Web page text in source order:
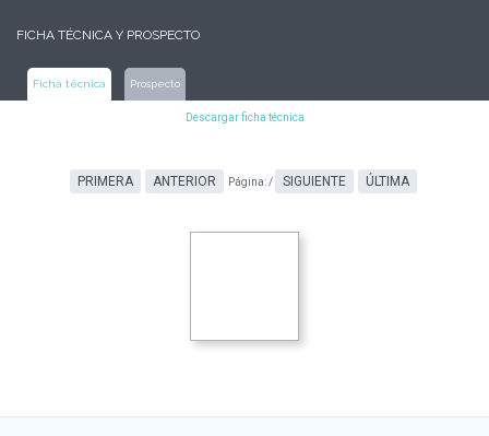
FICHA TÉCNICA Y PROSPECTO
Ficha técnica Prospecto
Descargar ficha técnica
PRIMERA ANTERIOR Página:/ SIGUIENTE ÚLTIMA